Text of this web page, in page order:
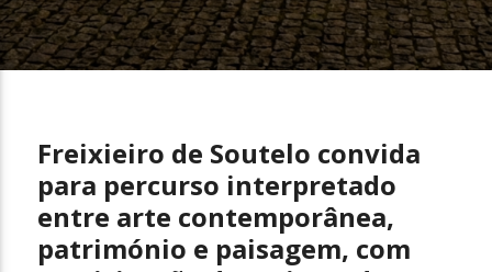
Freixieiro de Soutelo convida
para percurso interpretado
entre arte contemporânea,
património e paisagem, com